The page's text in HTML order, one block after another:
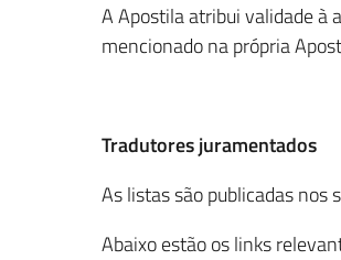
A Apostila atribui validade à
mencionado na própria
Tradutores juramentados
As listas são publicadas nos
Abaixo estão os links